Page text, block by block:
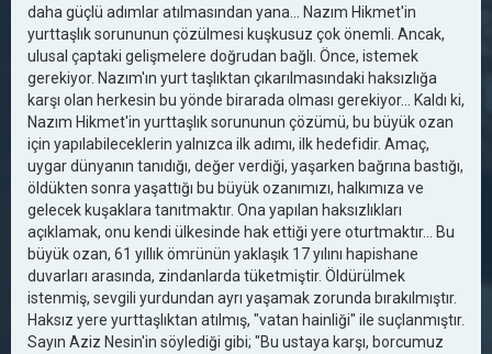
daha güçlü adımlar atılmasından yana... Nazım Hikmet'in
yurttaşlık sorununun çözülmesi kuşkusuz çok önemli. Ancak,
ulusal çaptaki gelişmelere doğrudan bağlı. Önce, istemek
gerekiyor. Nazım'ın yurt taşlıktan çıkarılmasındaki haksızlığa
karşı olan herkesin bu yönde birarada olması gerekiyor... Kaldı ki,
Nazım Hikmet'in yurttaşlık sorununun çözümü, bu büyük ozan
için yapılabileceklerin yalnızca ilk adımı, ilk hedefidir. Amaç,
uygar dünyanın tanıdığı, değer verdiği, yaşarken bağrına bastığı,
öldükten sonra yaşattığı bu büyük ozanımızı, halkımıza ve
gelecek kuşaklara tanıtmaktır. Ona yapılan haksızlıkları
açıklamak, onu kendi ülkesinde hak ettiği yere oturtmaktır... Bu
büyük ozan, 61 yıllık ömrünün yaklaşık 17 yılını hapishane
duvarları arasında, zindanlarda tüketmiştir. Öldürülmek
istenmiş, sevgili yurdundan ayrı yaşamak zorunda bırakılmıştır.
Haksız yere yurttaşlıktan atılmış, "vatan hainliği" ile suçlanmıştır.
Sayın Aziz Nesin'in söylediği gibi; "Bu ustaya karşı, borcumuz